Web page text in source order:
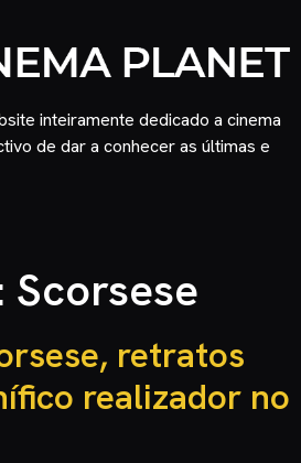
inteiramente dedicado a cinema
de dar a conhecer as últimas e
Scorsese
retratos
realizador no